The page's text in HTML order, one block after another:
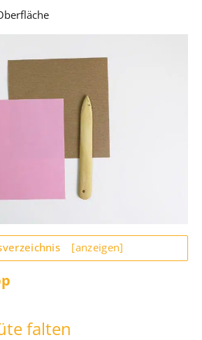
[anzeigen]
falten